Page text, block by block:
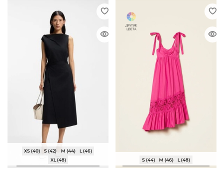
XS (40) S (42) M (44)
L (46)
XL (48)
S (44) M (46) L (48)